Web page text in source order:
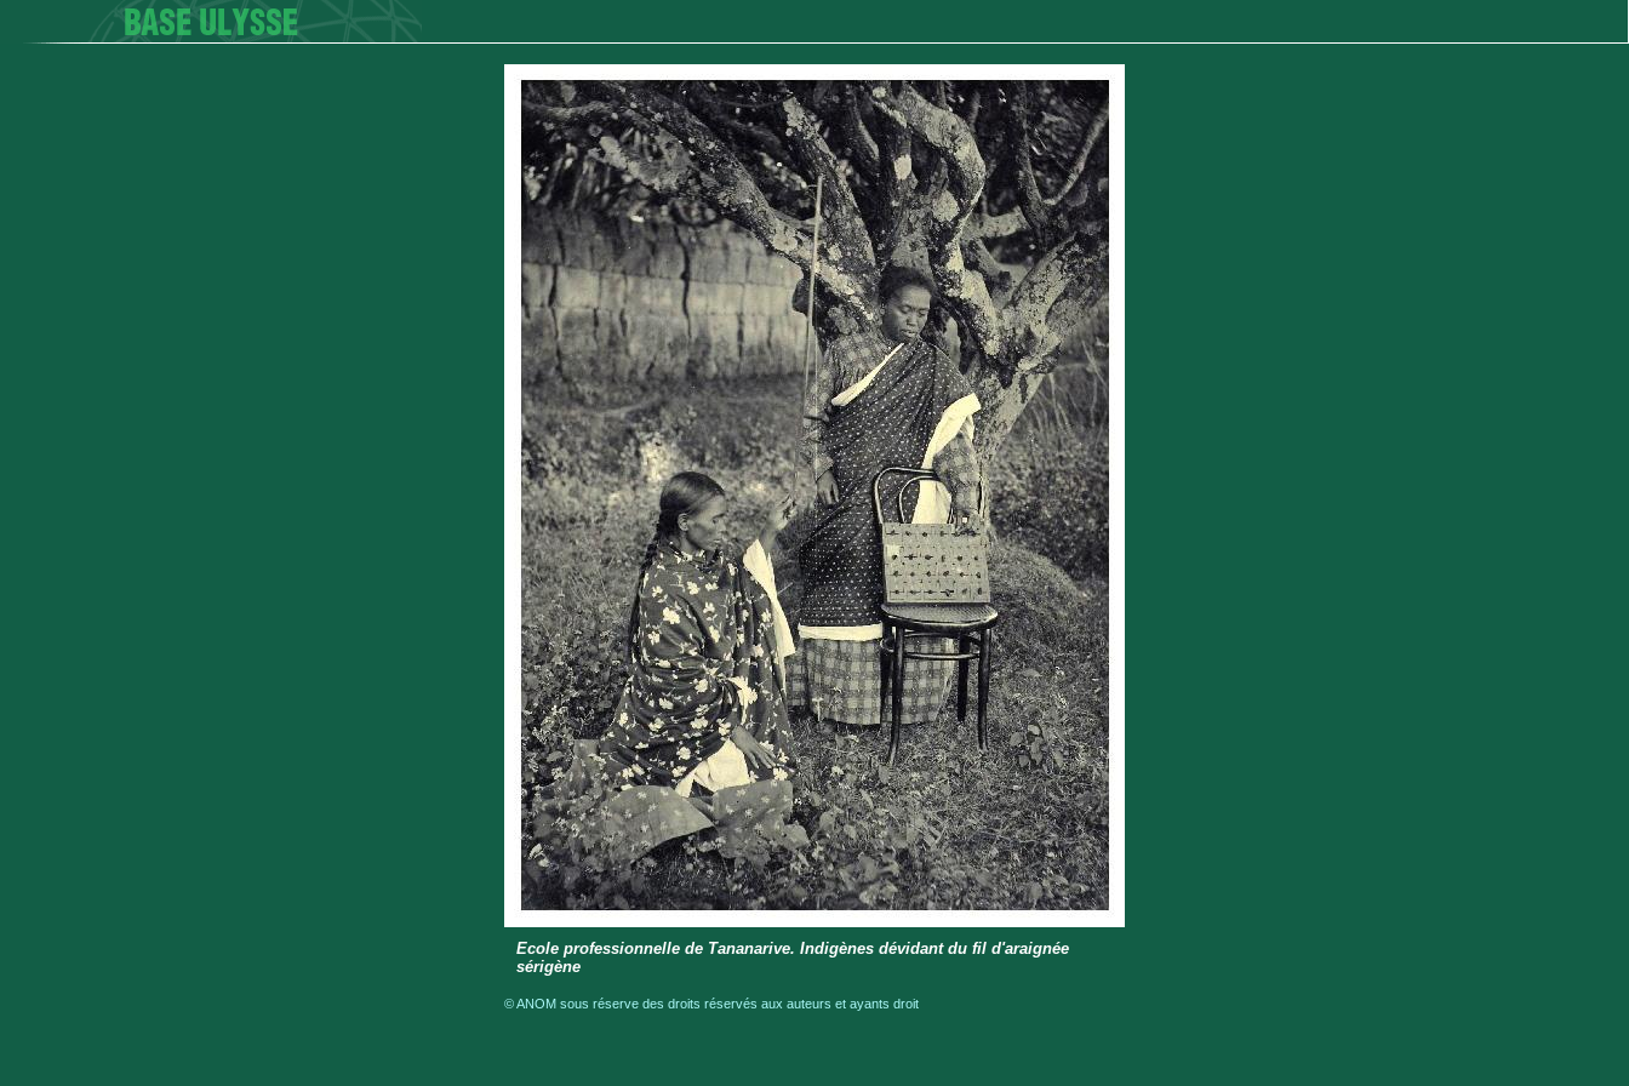
Ecole professionnelle de Tananarive. Indigènes dévidant du fil d'araignée
sérigène
© ANOM sous réserve des droits réservés aux auteurs et ayants droit